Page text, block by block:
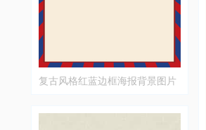
复古风格红蓝边框海报背景图片